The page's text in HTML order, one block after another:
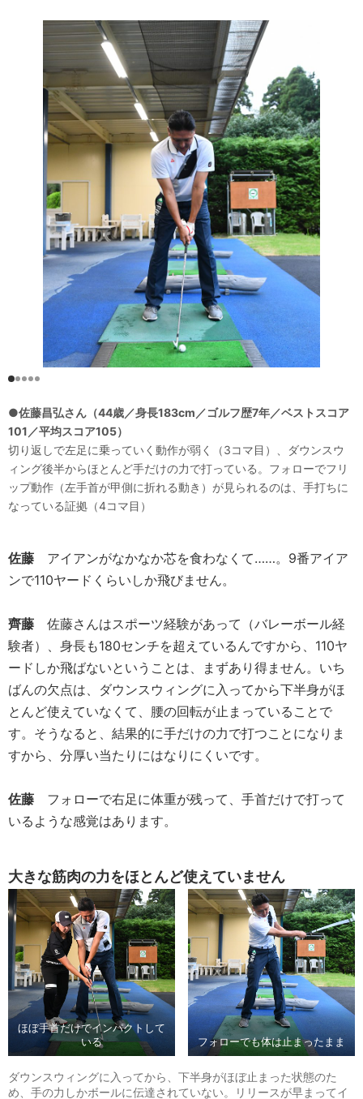
●佐藤昌弘さん（44歳／身長183cm／ゴルフ歴7年／ベストスコア
101／平均スコア105）
切り返しで左足に乗っていく動作が弱く（3コマ目）、ダウンスウ
ィング後半からほとんど手だけの力で打っている。フォローでフリ
ップ動作（左手首が甲側に折れる動き）が見られるのは、手打ちに
なっている証拠（4コマ目）
佐藤 アイアンがなかなか芯を食わなくて……。9番アイア
ンで110ヤードくらいしか飛びません。
齊藤 佐藤さんはスポーツ経験があって（バレーボール経
験者）、身長も180センチを超えているんですから、110ヤ
ードしか飛ばないということは、まずあり得ません。いち
ばんの欠点は、ダウンスウィングに入ってから下半身がほ
とんど使えていなくて、腰の回転が止まっていることで
す。そうなると、結果的に手だけの力で打つことになりま
すから、分厚い当たりにはなりにくいです。
佐藤 フォローで右足に体重が残って、手首だけで打って
いるような感覚はあります。
大きな筋肉の力をほとんど使えていません
ほぼ手首だけでインパクトして
いる
フォローでも体は止まったまま
ダウンスウィングに入ってから、下半身がほぼ止まった状態のた
め、手の力しかボールに伝達されていない。リリースが早まってイ